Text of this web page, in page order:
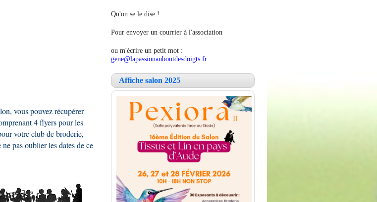
vous pouvez récupérer
4 flyers pour les
votre club de broderie,
pas oublier les dates de ce
Qu'on se le dise !
Pour envoyer un courrier à l'association
ou m'écrire un petit mot :
gene@lapassionauboutdesdoigts.fr
Affiche salon 2025